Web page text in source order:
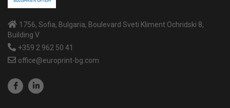
1756, Sofia, Bulgaria, Boulevard Sveti Kliment Ochridski 8,
Building V
+359 2 962 50 41
office@europrint-bg.com